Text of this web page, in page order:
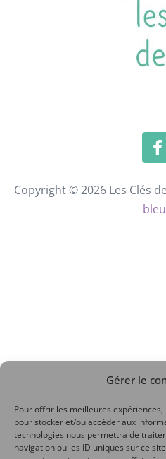
Gérer le
Pour offrir les meilleures
pour stocker et/ou accéder aux
technologies nous permettra de
navigation ou les ID uniques sur ce
Copyright © 2026 Les Clés